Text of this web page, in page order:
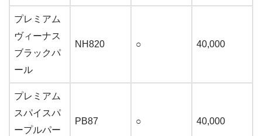
プレミアム
ヴィーナス
ブラックパ
ール
NH820 ○ 40,000
プレミアム
スパイスパ
ープルパー
PB87 ○ 40,000